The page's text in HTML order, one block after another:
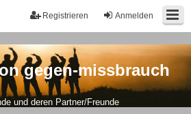
Anmelden
Registrieren
gegen-missbrauch
und deren Partner/Freunde